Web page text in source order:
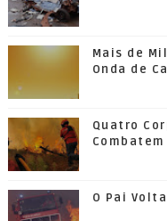
Mais de
Onda de
Quatro
O Pai